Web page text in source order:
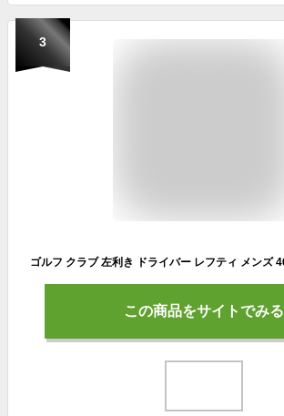
3
この商品をサイトでみる